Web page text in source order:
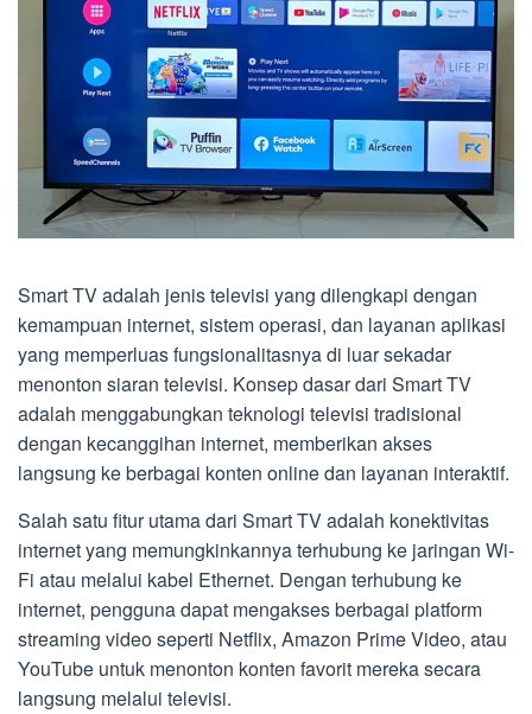
Smart TV adalah jenis televisi yang dilengkapi dengan
kemampuan internet, sistem operasi, dan layanan aplikasi
yang memperluas fungsionalitasnya di luar sekadar
menonton siaran televisi. Konsep dasar dari Smart TV
adalah menggabungkan teknologi televisi tradisional
dengan kecanggihan internet, memberikan akses
langsung ke berbagai konten online dan layanan interaktif.
Salah satu fitur utama dari Smart TV adalah konektivitas
internet yang memungkinkannya terhubung ke jaringan Wi-
Fi atau melalui kabel Ethernet. Dengan terhubung ke
internet, pengguna dapat mengakses berbagai platform
streaming video seperti Netflix, Amazon Prime Video, atau
YouTube untuk menonton konten favorit mereka secara
langsung melalui televisi.